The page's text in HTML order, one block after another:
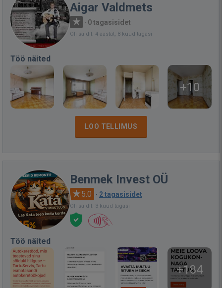
Aigar Valdmets
· 0 tagasisidet
Oli saidil: 4 aastat, 8 kuud tagasi
Töö näited
+10
LOO TELLIMUS
Benmek Invest OÜ
5.0 · 2 tagasisidet
Oli saidil: 3 kuud tagasi
Töö näited
+184